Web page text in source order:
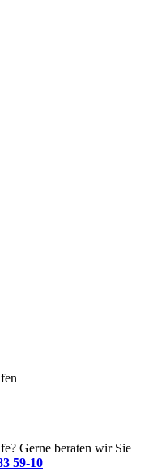
Gerne beraten wir Sie
59-10